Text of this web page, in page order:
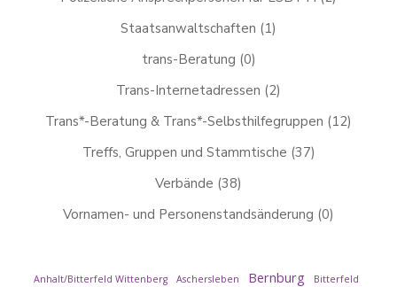
Staatsanwaltschaften (1)
trans-Beratung (0)
Trans-Internetadressen (2)
Trans*-Beratung & Trans*-Selbsthilfegruppen (12)
Treffs, Gruppen und Stammtische (37)
Verbände (38)
Vornamen- und Personenstandsänderung (0)
Anhalt/Bitterfeld Wittenberg Aschersleben Bernburg Bitterfeld